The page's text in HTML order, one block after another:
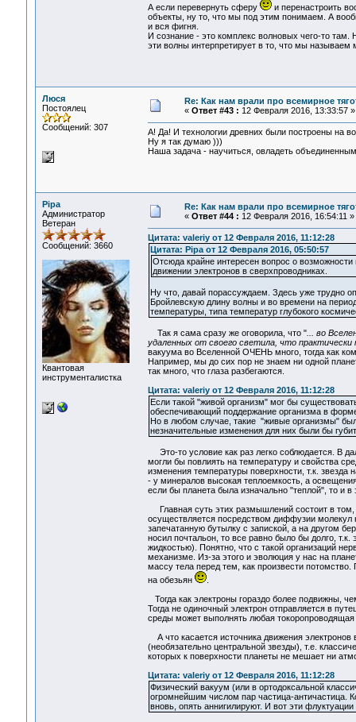
А если перевернуть сферу
и перенастроить
объекты, ну то, что мы под этим понимаем. А
и вся фигня.
И сознание - это комплекс волновых чего-то там.
эти волны интерпретирует в то, что мы
Люся
Постоялец
Сообщений: 307
Re: Как нам врали про всемирное
« Ответ #43 : 12 Февраля 2016, 13:33:57 »
А! Да! И технологии древних были построены на
Ну я так думаю )))
Наша задача - научиться, овладеть
Pipa
Администратор
Ветеран
Сообщений: 3660
Квантовая
инструменталистка
Re: Как нам врали про всемирное
« Ответ #44 : 12 Февраля 2016, 16:54:11 »
Цитата: valeriy от 12 Февраля 2016, 11:12:28
Цитата: Pipa от 12 Февраля 2016, 05:50:57
Отсюда крайне интересен вопрос о
движении электронов в сверхпроводниках.
Ну что, давай порассуждаем. Здесь уже трудно
Бройлевскую длину волны и во времени на
температуры, типа температур глубокого
Так я сама сразу же оговорила, что "... во
удаленных от своего светила, что практически
вакуума во Вселенной ОЧЕНЬ много, тогда как
Например, мы до сих пор не знаем ни одной
так много, что глаза разбегаются.
Цитата: valeriy от 12 Февраля 2016, 11:12:28
Если такой "живой организм" мог бы
обеспечивающий поддержание организма в
Но в любом случае, такие "живые организмы"
незначительные изменения для них были бы
Это-то условие как раз легко соблюдается. В
могли бы повлиять на температуру и свойства
изменения температуры поверхности, т.к. звезда
- у минералов высокая теплоемкость, а
если бы планета была изначально "теплой", то и
Главная суть этих размышлений состоит в том,
осуществляется посредством диффузии молекул
запечатанную бутылку с запиской, а на другом
носил почтальон, то все равно было бы долго, т.к.
жидкостью). Понятно, что с такой организаций
механизме. Из-за этого и эволюция у нас на
массу тела перед тем, как произвести
на обезьян
.
Тогда как электроны гораздо более подвижны,
Тогда не одиночный электрон отправляется в
среды может выполнять любая
А что касается источника движения электронов
(необязательно центральной звезды), т.е.
которых к поверхности планеты не мешает ни
Цитата: valeriy от 12 Февраля 2016, 11:12:28
Физический вакуум (или в ортодоксальной
огромнейшим числом пар частица-античастица.
вновь, опять аннигилируют. И вот эти